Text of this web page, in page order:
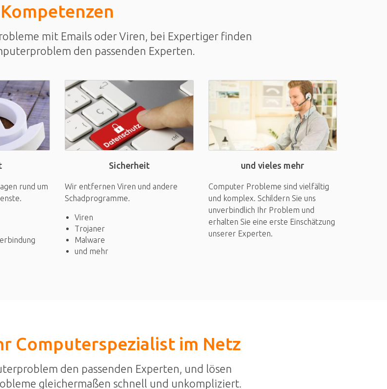
Kompetenzen
mit Emails oder Viren, bei Expertiger finden
den passenden Experten.
rund um
Sicherheit
Wir entfernen Viren und andere
Schadprogramme.
Viren
Trojaner
Malware
und mehr
und vieles mehr
Computer Probleme sind vielfältig
und komplex. Schildern Sie uns
unverbindlich Ihr Problem und
erhalten Sie eine erste Einschätzung
unserer Experten.
Computerspezialist im Netz
den passenden Experten, und lösen
gleichermaßen schnell und unkompliziert.